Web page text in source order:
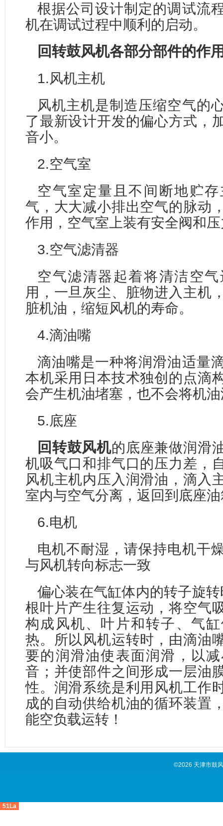
根据公司设计制定的调试流
机在调试过程中顺利的启动。
回转鼓风机各部分部件的作
1.风机主机
风机主机是制造压缩空气的
了最新设计开发的偏心方式，
音小。
2.空气室
空气室定量且不间断地贮
气，大大减小排出空气的脉动
作用，空气室上装有安全阀和
3.空气滤清器
空气滤清器起着将清洁空
用，一旦灰尘、脏物进入主机
脏机油，缩短风机的寿命。
4.滴油嘴
滴油嘴是一种将润滑油适量
本机采用日本技术独创的点滴
会产生机油堵塞，也不会将机
5.底座
回转鼓风机的底座兼做润滑
机吸气口和排气口的压力差，
风机主机内压入润滑油，滴入
室内与空气分离，返回到底座
6.电机
电机不耐湿，请保持电机干
与风机转向标志一致
偏心装在气缸体内的转子旋
根叶片产生往复运动，将空气
构成风机、叶片和转子、气
热。所以风机运转时，由滴油
要的润滑油使表面润滑，以
音；并使部件之间形成一层油
性。润滑系统是利用风机工作
成的自动供给机油的循环装置
能空负载运转！
©2026 天津市鼓
51La